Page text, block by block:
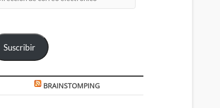
Suscribir
BRAINSTOMPING